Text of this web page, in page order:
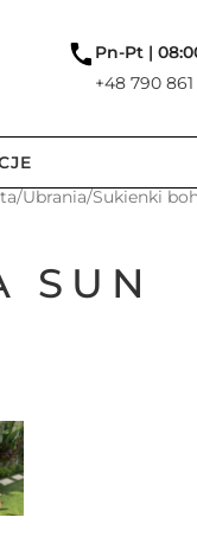
+48 790
Pn-Pt |
/Ubrania/Sukienki
SUN